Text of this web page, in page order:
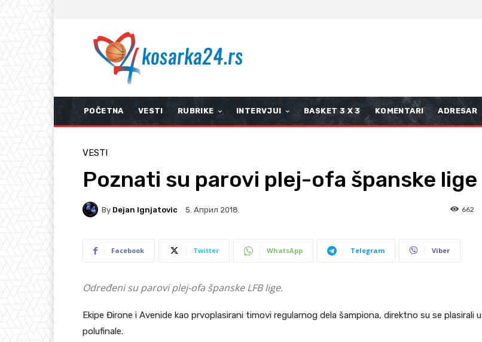
POČETNA VESTI RUBRIKE INTERVJUI BASKET 3 X 3 KOMENTARI ADRESAR
VESTI
Poznati su parovi plej-ofa španske lige
By Dejan Ignjatovic 5. Април 2018. 662
Facebook Twitter WhatsApp Telegram Viber
Određeni su parovi plej-ofa španske LFB lige.
Ekipe Đirone i Avenide kao prvoplasirani timovi regularnog dela šampiona, direktno su se plasirali u
polufinale.